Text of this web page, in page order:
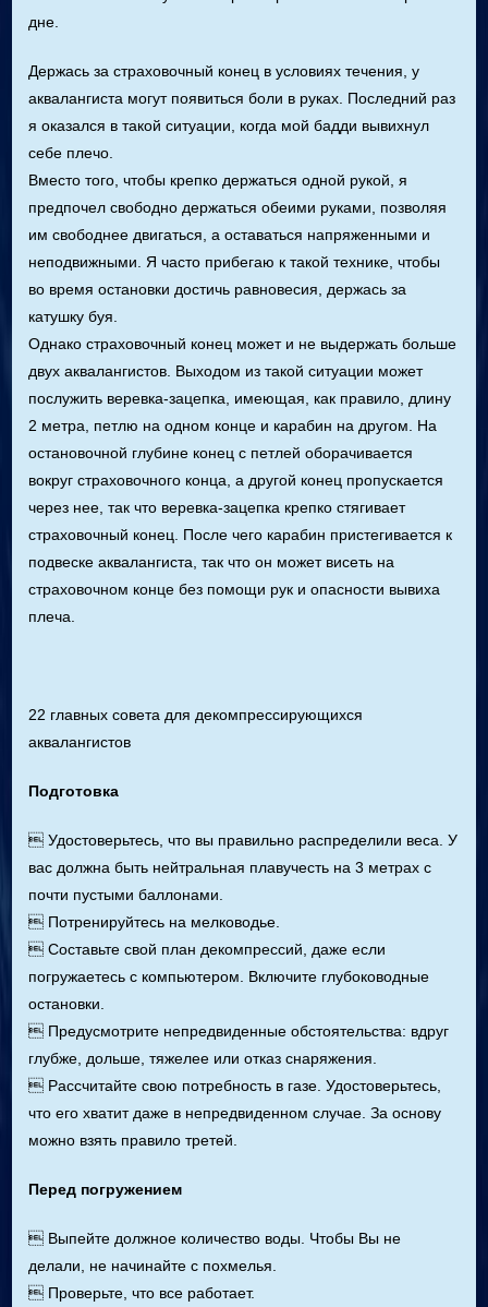
дне.
Держась за страховочный конец в условиях течения, у
аквалангиста могут появиться боли в руках. Последний раз
я оказался в такой ситуации, когда мой бадди вывихнул
себе плечо.
Вместо того, чтобы крепко держаться одной рукой, я
предпочел свободно держаться обеими руками, позволяя
им свободнее двигаться, а оставаться напряженными и
неподвижными. Я часто прибегаю к такой технике, чтобы
во время остановки достичь равновесия, держась за
катушку буя.
Однако страховочный конец может и не выдержать больше
двух аквалангистов. Выходом из такой ситуации может
послужить веревка-зацепка, имеющая, как правило, длину
2 метра, петлю на одном конце и карабин на другом. На
остановочной глубине конец с петлей оборачивается
вокруг страховочного конца, а другой конец пропускается
через нее, так что веревка-зацепка крепко стягивает
страховочный конец. После чего карабин пристегивается к
подвеске аквалангиста, так что он может висеть на
страховочном конце без помощи рук и опасности вывиха
плеча.
22 главных совета для декомпрессирующихся
аквалангистов
Подготовка
 Удостоверьтесь, что вы правильно распределили веса. У
вас должна быть нейтральная плавучесть на 3 метрах с
почти пустыми баллонами.
 Потренируйтесь на мелководье.
 Составьте свой план декомпрессий, даже если
погружаетесь с компьютером. Включите глубоководные
остановки.
 Предусмотрите непредвиденные обстоятельства: вдруг
глубже, дольше, тяжелее или отказ снаряжения.
 Рассчитайте свою потребность в газе. Удостоверьтесь,
что его хватит даже в непредвиденном случае. За основу
можно взять правило третей.
Перед погружением
 Выпейте должное количество воды. Чтобы Вы не
делали, не начинайте с похмелья.
 Проверьте, что все работает.